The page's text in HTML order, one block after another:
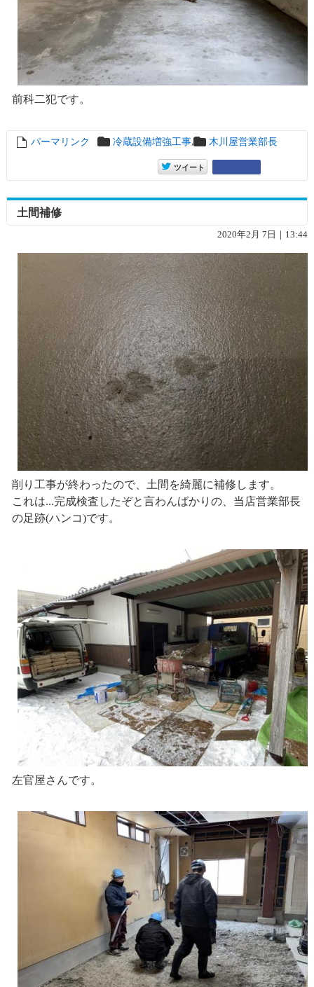
前科二犯です。
entry13144
パーマリンク 冷蔵設備増強工事, 木川屋営業部長
entry13144
ツイート
土間補修
2020年2月 7日｜13:44
削り工事が終わったので、土間を綺麗に補修します。
これは...完成検査したぞと言わんばかりの、当店営業部長
の足跡(ハンコ)です。
左官屋さんです。